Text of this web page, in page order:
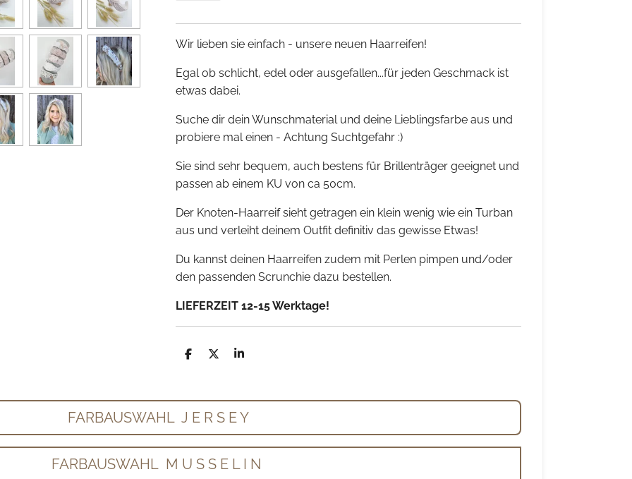
Wir lieben sie einfach - unsere neuen Haarreifen!
Egal ob schlicht, edel oder ausgefallen...für jeden Geschmack ist
etwas dabei.
Suche dir dein Wunschmaterial und deine Lieblingsfarbe aus und
probiere mal einen - Achtung Suchtgefahr :)
Sie sind sehr bequem, auch bestens für Brillenträger geeignet und
passen ab einem KU von ca 50cm.
Der Knoten-Haarreif sieht getragen ein klein wenig wie ein Turban
aus und verleiht deinem Outfit definitiv das gewisse Etwas!
Du kannst deinen Haarreifen zudem mit Perlen pimpen und/oder
den passenden Scrunchie dazu bestellen.
LIEFERZEIT 12-15 Werktage!
T
e
n
T
e
n
T
e
n
FARBAUSWAHL J E R S E Y
FARBAUSWAHL M U S S E L I N